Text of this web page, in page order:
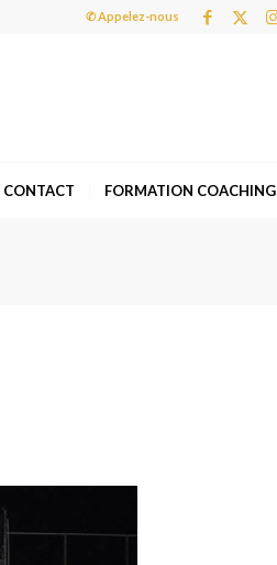
✆ Appelez-nous
CONTACT FORMATION COACHING